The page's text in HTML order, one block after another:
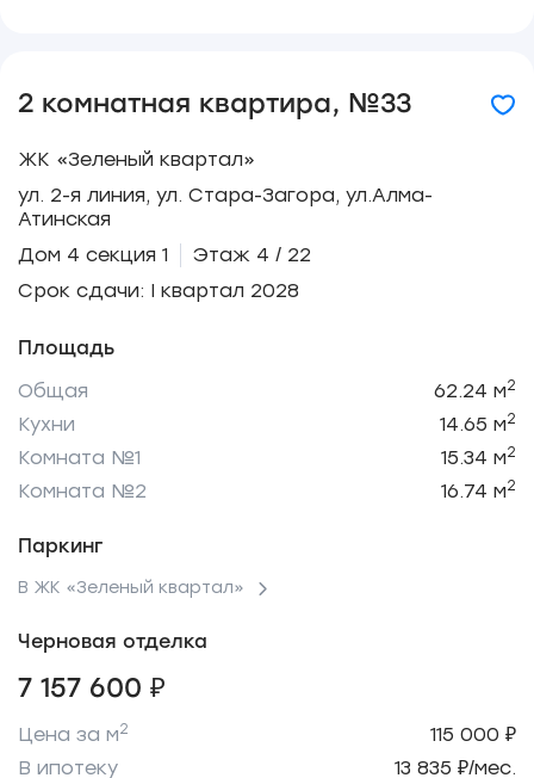
2 комнатная квартира, №33
ЖК «Зеленый квартал»
ул. 2-я линия, ул. Стара-Загора, ул.Алма-
Атинская
Дом 4 секция 1
Этаж 4 / 22
Срок сдачи: I квартал 2028
Площадь
Общая
62.24 м2
Кухни 14.65 м2
Комната №1 15.34 м2
Комната №2 16.74 м2
Паркинг
В ЖК «Зеленый квартал»
Черновая отделка
7 157 600 ₽
Цена за м2
115 000 ₽
В ипотеку
13 835 ₽/мес.